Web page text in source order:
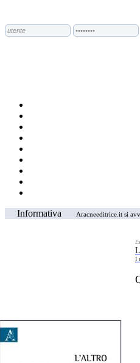
Informativa Aracneeditrice.it si
I